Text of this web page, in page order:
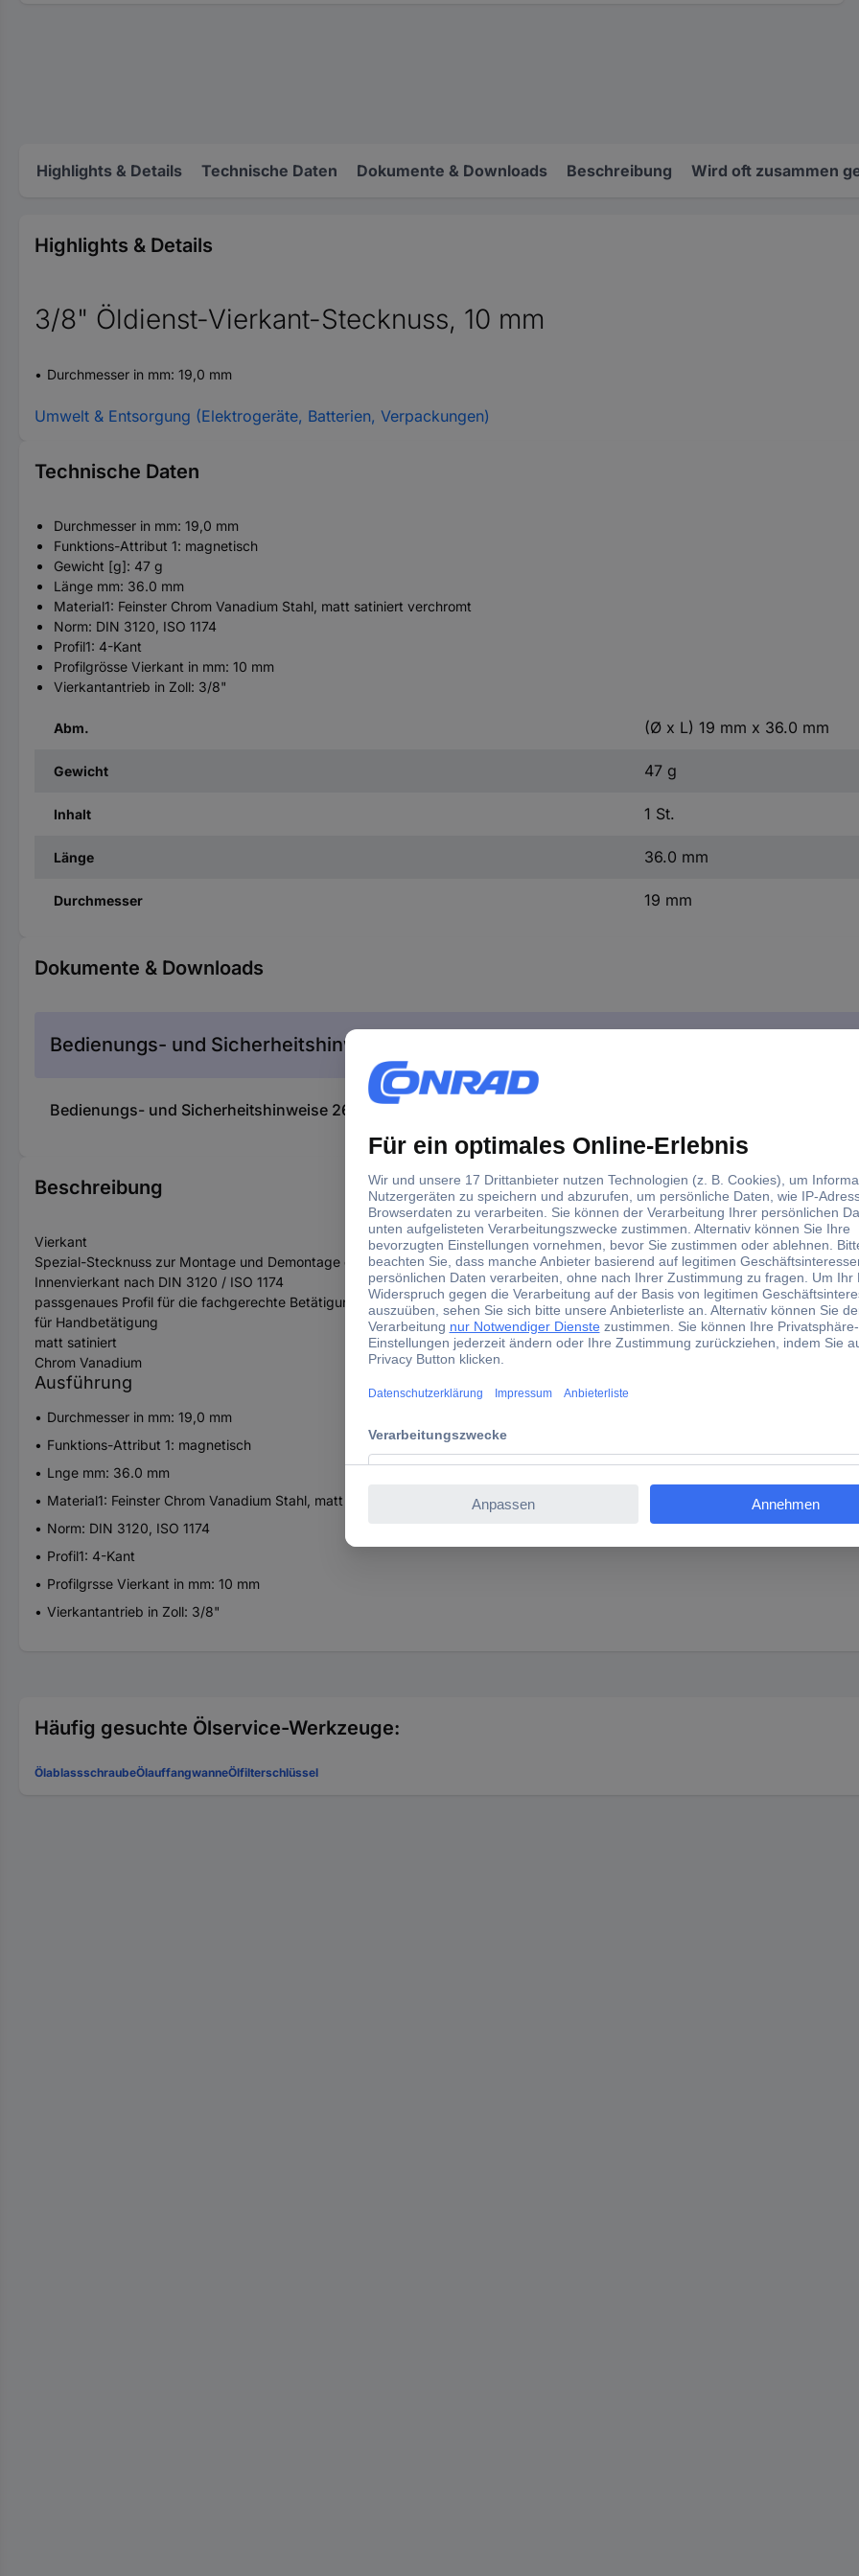
Highlights & Details Technische Daten Dokumente & Downloads Beschreibung Wird oft zusammen
Highlights & Details
3/8" Öldienst-Vierkant-Stecknuss, 10 mm
Durchmesser in mm: 19,0 mm
Umwelt & Entsorgung (Elektrogeräte, Batterien, Verpackungen)
Technische Daten
Durchmesser in mm: 19,0 mm
Funktions-Attribut 1: magnetisch
Gewicht [g]: 47 g
Länge mm: 36.0 mm
Material1: Feinster Chrom Vanadium Stahl, matt satiniert verchromt
Norm: DIN 3120, ISO 1174
Profil1: 4-Kant
Profilgrösse Vierkant in mm: 10 mm
Vierkantantrieb in Zoll: 3/8"
Abm. (Ø x L) 19 mm x 36.0 mm
Gewicht 47 g
Inhalt 1 St.
Länge 36.0 mm
Durchmesser 19 mm
Dokumente & Downloads
Bedienungs- und Sicherheitshinweise
Bedienungs- und Sicherheitshinweise 2695962 KS Tools 1501426 3/8" Öldienst-Vierkant-Stecknuss, 10 mm
Beschreibung
Vierkant
Spezial-Stecknuss zur Montage und Demontage der Ölablass- und Getriebeölkontrollschraube
Innenvierkant nach DIN 3120 / ISO 1174
passgenaues Profil für die fachgerechte Betätigung
für Handbetätigung
matt satiniert
Chrom Vanadium
Ausführung
Durchmesser in mm: 19,0 mm
Funktions-Attribut 1: magnetisch
Lnge mm: 36.0 mm
Material1: Feinster Chrom Vanadium Stahl, matt satiniert verchromt
Norm: DIN 3120, ISO 1174
Profil1: 4-Kant
Profilgrsse Vierkant in mm: 10 mm
Vierkantantrieb in Zoll: 3/8"
Häufig gesuchte Ölservice-Werkzeuge:
ÖlablassschraubeÖlauffangwanneÖlfilterschlüssel